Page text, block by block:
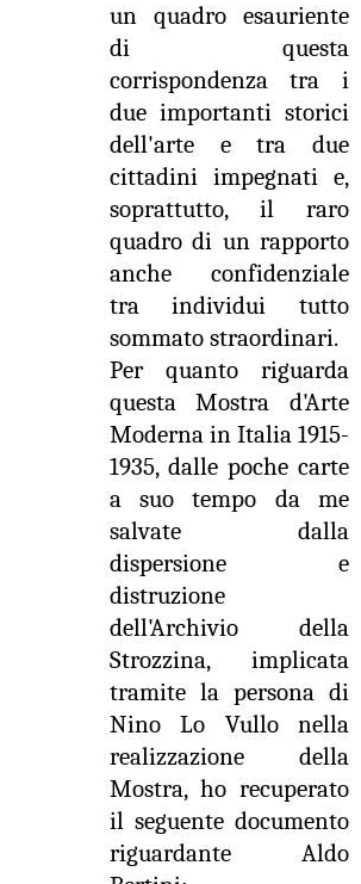
un quadro esauriente
di questa
corrispondenza tra i
due importanti storici
dell'arte e tra due
cittadini impegnati e,
soprattutto, il raro
quadro di un rapporto
anche confidenziale
tra individui tutto
sommato straordinari.
Per quanto riguarda
questa Mostra d'Arte
Moderna in Italia 1915-
1935, dalle poche carte
a suo tempo da me
salvate dalla
dispersione e
distruzione
dell'Archivio della
Strozzina, implicata
tramite la persona di
Nino Lo Vullo nella
realizzazione della
Mostra, ho recuperato
il seguente documento
riguardante Aldo